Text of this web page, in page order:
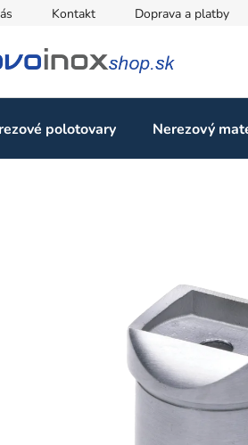
Kontakt Doprava a platby
polotovary Nerezový